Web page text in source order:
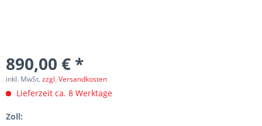
890,00 € *
inkl. MwSt.zzgl. Versandkosten
Lieferzeit ca. 8 Werktage
Zoll: